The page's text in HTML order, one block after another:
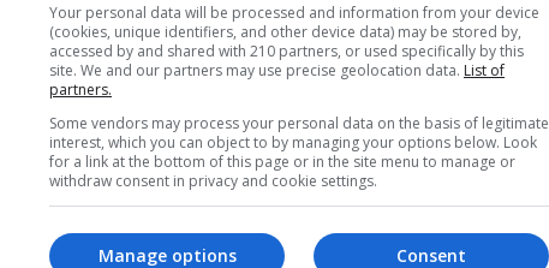
Print
Your personal data will be processed and information from your device
(cookies, unique identifiers, and other device data) may be stored by,
accessed by and shared with 210 partners, or used specifically by this
site. We and our partners may use precise geolocation data. List of
partners.
Some vendors may process your personal data on the basis of legitimate
interest, which you can object to by managing your options below. Look
for a link at the bottom of this page or in the site menu to manage or
withdraw consent in privacy and cookie settings.
Consent
Manage options